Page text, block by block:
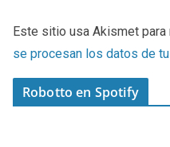
Este sitio usa Akismet para
se procesan los datos de
Robotto en Spotify